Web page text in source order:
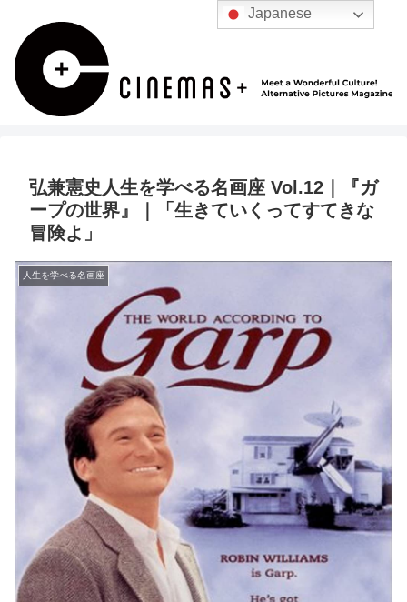
弘兼憲史人生を学べる名画座 Vol.12｜『ガ
ープの世界』｜「生きていくってすてきな
冒険よ」
人生を学べる名画座
Japanese